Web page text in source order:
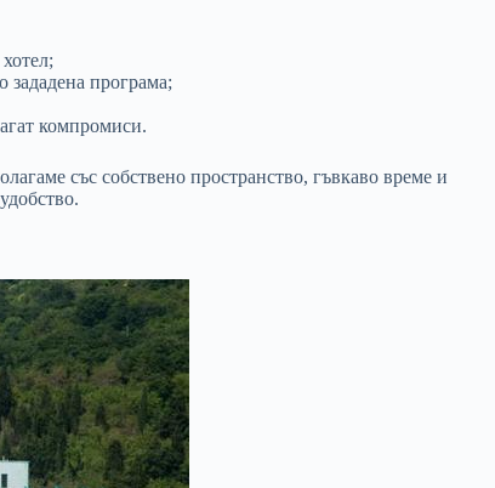
програма;
компромиси.
със собствено пространство, гъвкаво време и